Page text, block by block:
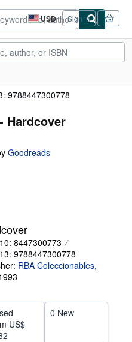
USD
Site
shopping
preferences
Sign in
9788447300778
Hardcover
Goodreads
8447300773
9788447300778
RBA Coleccionables,
US$
0 New